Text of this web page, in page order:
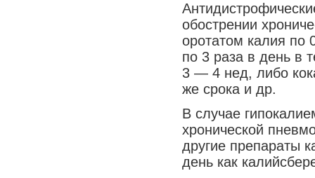
обострении
оротатом калия по
по 3 раза в день в
3 — 4 нед, либо
же срока и др.
В случае
хронической
другие препараты
день как